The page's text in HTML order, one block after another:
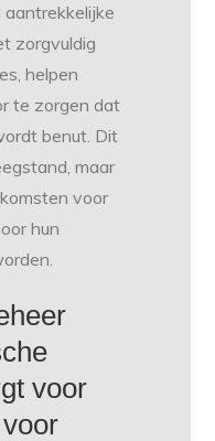
aantrekkelijke
zorgvuldig
helpen
te zorgen dat
benut. Dit
maar
voor
hun
voor